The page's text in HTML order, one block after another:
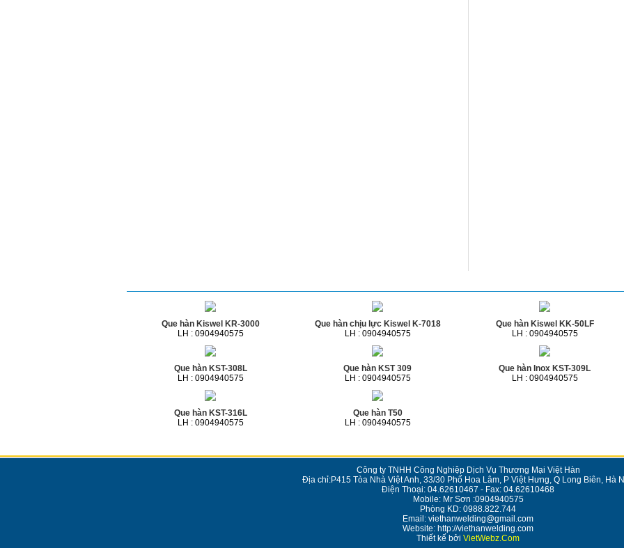
Que hàn Kiswel KR-3000
LH : 0904940575
Que hàn chịu lực Kiswel K-7018
LH : 0904940575
Que hàn Kiswel KK-50LF
LH : 0904940575
Que hàn KST-308L
LH : 0904940575
Que hàn KST 309
LH : 0904940575
Que hàn Inox KST-309L
LH : 0904940575
Que hàn KST-316L
LH : 0904940575
Que hàn T50
LH : 0904940575
Công ty TNHH Công Nghiệp Dịch Vụ Thương Mại Việt Hàn
Địa chỉ:P415 Tòa Nhà Việt Anh, 33/30 Phố Hoa Lâm, P Việt Hưng, Q Long Biên, Hà
Điện Thoại: 04.62610467 - Fax: 04.62610468
Mobile: Mr Sơn :0904940575
Phòng KD: 0988.822.744
Email: viethanwelding@gmail.com
Website: http://viethanwelding.com
Thiết kế bởi VietWebz.Com